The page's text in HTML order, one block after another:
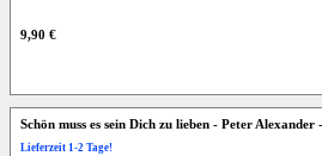
9,90 €
Schön muss es sein Dich zu lieben - Peter
Lieferzeit 1-2 Tage!